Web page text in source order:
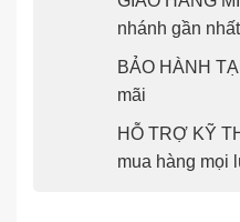
nhánh gần nhất
BẢO HÀNH
mãi
HỖ TRỢ KỸ
mua hàng mọi